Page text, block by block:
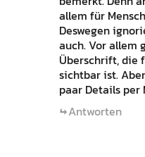
allem für
Deswegen
auch. Vor allem
Überschrift, die
sichtbar ist.
paar Details per
Antworten